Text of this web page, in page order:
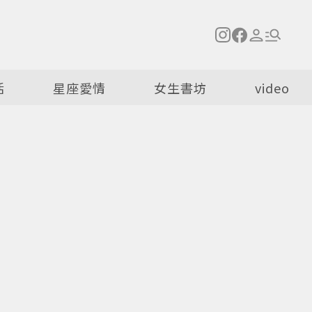
星座愛情 女生書坊 video